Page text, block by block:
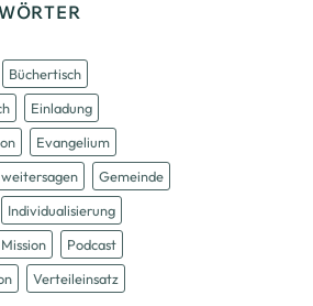
Büchertisch
Einladung
Evangelium
Gemeinde
Individualisierung
Mission
Podcast
Verteileinsatz